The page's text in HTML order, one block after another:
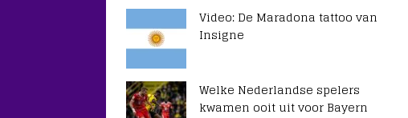
Video: De Maradona tattoo van
Insigne
Welke Nederlandse spelers
kwamen ooit uit voor Bayern